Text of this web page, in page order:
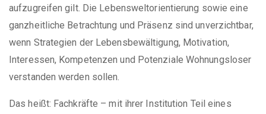
aufzugreifen gilt. Die Lebensweltorientierung sowie eine
ganzheitliche Betrachtung und Präsenz sind unverzichtbar,
wenn Strategien der Lebensbewältigung, Motivation,
Interessen, Kompetenzen und Potenziale Wohnungsloser
verstanden werden sollen.
Das heißt: Fachkräfte – mit ihrer Institution Teil eines